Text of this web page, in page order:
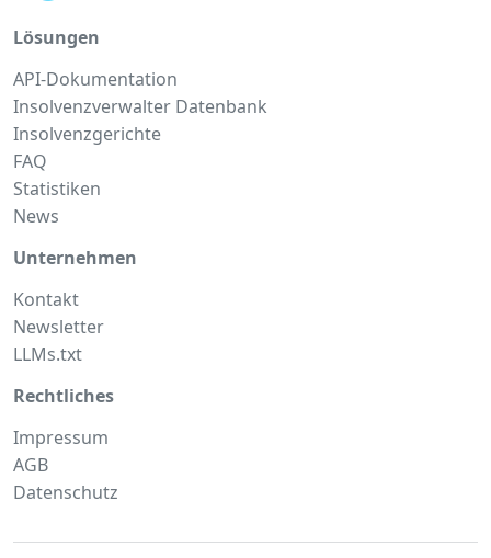
Lösungen
API-Dokumentation
Insolvenzverwalter Datenbank
Insolvenzgerichte
FAQ
Statistiken
News
Unternehmen
Kontakt
Newsletter
LLMs.txt
Rechtliches
Impressum
AGB
Datenschutz